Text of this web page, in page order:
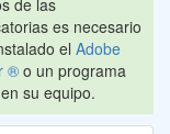
de las
es necesario
el Adobe
®o un programa
su equipo.